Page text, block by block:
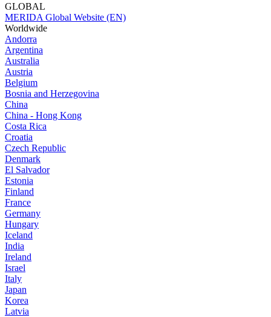
GLOBAL
MERIDA Global Website (EN)
Worldwide
Andorra
Argentina
Australia
Austria
Belgium
Bosnia and Herzegovina
China
China - Hong Kong
Costa Rica
Croatia
Czech Republic
Denmark
El Salvador
Estonia
Finland
France
Germany
Hungary
Iceland
India
Ireland
Israel
Italy
Japan
Korea
Latvia